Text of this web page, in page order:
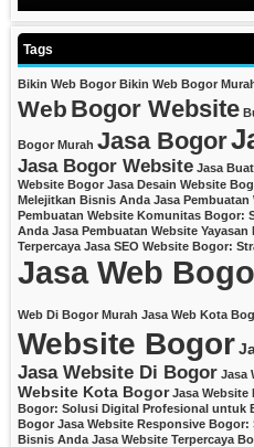
Tags
Bikin Web Bogor Bikin Web Bogor
Web Bogor Website
Bogor Murah Jasa Bogor
Jasa Bogor Website Jasa
Website Bogor Jasa Desain Website
Melejitkan Bisnis Anda Jasa
Pembuatan Website Komunitas Bogor:
Anda Jasa Pembuatan Website
Terpercaya Jasa SEO Website Bogor:
Jasa Web
Web Di Bogor Murah Jasa Web Kota
Website Bogor
Jasa Website Di Bogor Jasa
Website Kota Bogor Jasa
Bogor: Solusi Digital Profesional untuk
Bogor Jasa Website Responsive
Bisnis Anda Jasa Website Terpercaya